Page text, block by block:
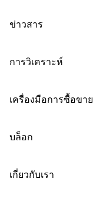
ข่าวสาร
การวิเคราะห์
เครื่องมือการซื้อขาย
บล็อก
เกี่ยวกับเรา